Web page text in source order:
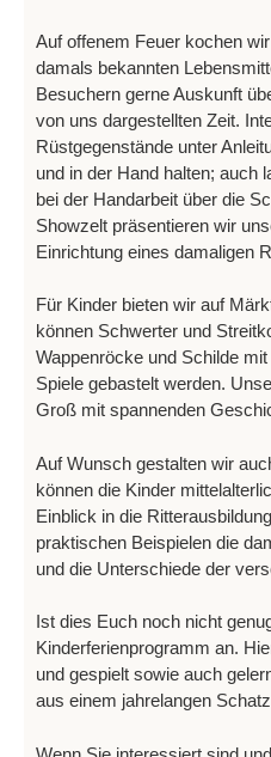
Auf offenem Feuer kochen
damals bekannten
Besuchern gerne Auskunft
von uns dargestellten Zeit.
Rüstgegenstände unter
und in der Hand halten; auch
bei der Handarbeit über die
Showzelt präsentieren wir
Einrichtung eines damaligen
Für Kinder bieten wir auf
können Schwerter und
Wappenröcke und Schilde
Spiele gebastelt werden.
Groß mit spannenden
Auf Wunsch gestalten wir
können die Kinder
Einblick in die
praktischen Beispielen die
und die Unterschiede der
Ist dies Euch noch nicht
Kinderferienprogramm an.
und gespielt sowie auch
aus einem jahrelangen